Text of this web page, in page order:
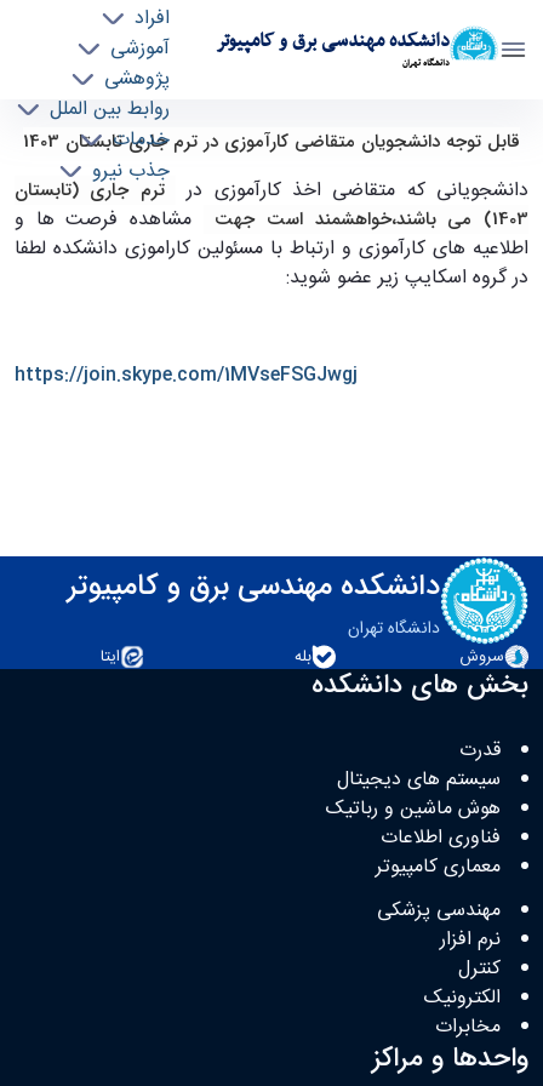
دانشکده مهندسی برق و کامپیوتر
دانشگاه تهران
افراد
آموزشی
پژوهشی
روابط بین الملل
خدمات
جذب نیرو
قابل توجه دانشجویان متقاضی کارآموزی در ترم
جاری تابستان 1403 - ece- دانشکده مهندسی برق
و کامپیوتر
قابل توجه دانشجویان متقاضی کارآموزی در ترم جاری تابستان 1403
دانشجویانی که متقاضی اخذ کارآموزی در
ترم جاری (تابستان
1403) می باشند،خواهشمند است جهت
مشاهده فرصت ها و
اطلاعیه های کارآموزی و ارتباط با مسئولین کاراموزی دانشکده لطفا
در گروه اسکایپ زیر عضو شوید:
https://join.skype.com/1MVseFSGJwgj
دانشکده مهندسی برق و کامپیوتر
دانشگاه تهران
سروش
بله ایتا
بخش های دانشکده
قدرت
سیستم های دیجیتال
هوش ماشین و رباتیک
فناوری اطلاعات
معماری کامپیوتر
مهندسی پزشکی
نرم افزار
کنترل
الکترونیک
مخابرات
واحدها و مراکز